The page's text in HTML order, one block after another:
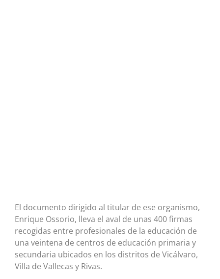
El documento dirigido al titular de ese organismo,
Enrique Ossorio, lleva el aval de unas 400 firmas
recogidas entre profesionales de la educación de
una veintena de centros de educación primaria y
secundaria ubicados en los distritos de Vicálvaro,
Villa de Vallecas y Rivas.